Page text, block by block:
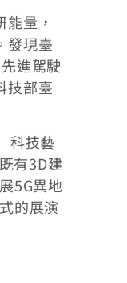
量，
發現臺
進駕駛
技部臺
科技藝
有3D建
5G異地
的展演